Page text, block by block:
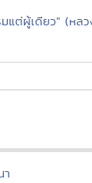
มแต่ผู้เดียว" (หล
า